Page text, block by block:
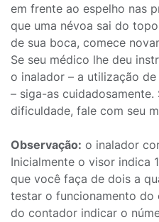
em frente ao espelho nas
que uma névoa sai do
de sua boca, comece
Se seu médico lhe deu
o inalador – a utilização
– siga-as
dificuldade, fale com seu
Observação: o inalador
Inicialmente o visor indica
que você faça de dois a
testar o funcionamento
do contador indicar o